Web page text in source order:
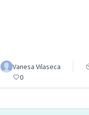
Vanesa Vilaseca
0